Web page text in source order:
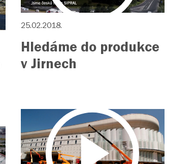
25.02.2018.
Hledáme do produkce
v Jirnech